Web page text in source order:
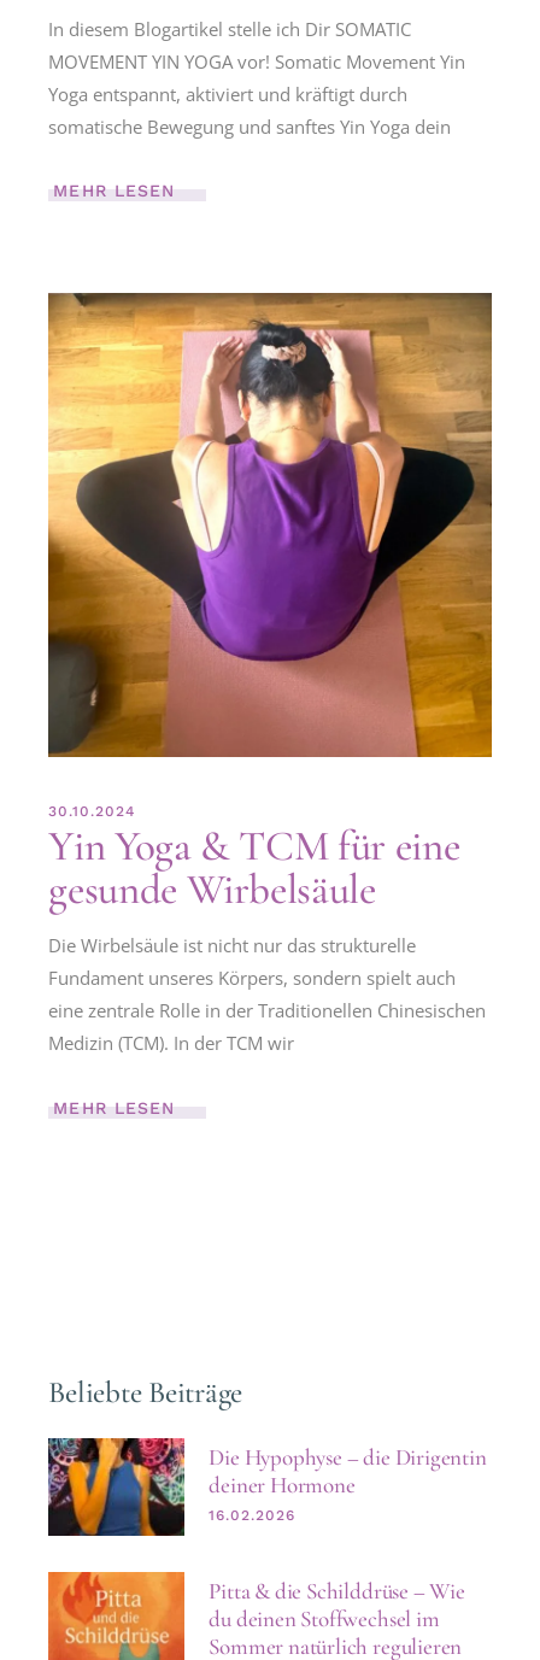
In diesem Blogartikel stelle ich Dir SOMATIC
MOVEMENT YIN YOGA vor! Somatic Movement Yin
Yoga entspannt, aktiviert und kräftigt durch
somatische Bewegung und sanftes Yin Yoga dein
MEHR LESEN
30.10.2024
Yin Yoga & TCM für eine
gesunde Wirbelsäule
Die Wirbelsäule ist nicht nur das strukturelle
Fundament unseres Körpers, sondern spielt auch
eine zentrale Rolle in der Traditionellen Chinesischen
Medizin (TCM). In der TCM wir
MEHR LESEN
Beliebte Beiträge
Die Hypophyse – die Dirigentin
deiner Hormone
16.02.2026
Pitta & die Schilddrüse – Wie
du deinen Stoffwechsel im
Sommer natürlich regulieren